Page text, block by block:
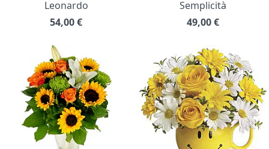
Leonardo
54,00€
Semplicità
49,00€